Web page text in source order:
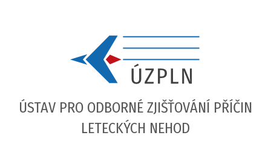
ÚSTAV PRO ODBORNÉ ZJIŠŤOVÁNÍ PŘÍČIN
LETECKÝCH NEHOD